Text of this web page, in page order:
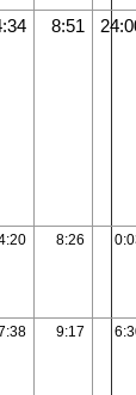
8:51
8:26
9:17